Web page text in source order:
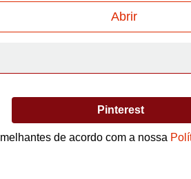
Frases de
Desculpa Frases de
Frases de
Junho Frases de
Abrir
Pinterest
de acordo com a nossa